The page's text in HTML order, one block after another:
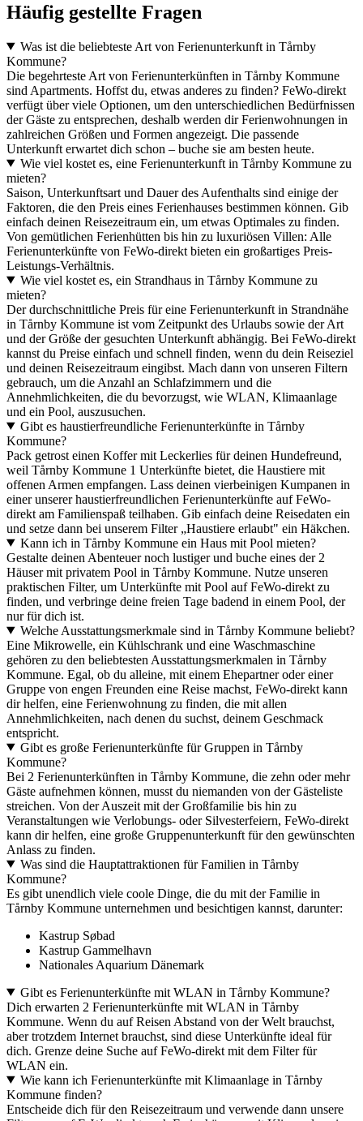
Häufig gestellte Fragen
Was ist die beliebteste Art von Ferienunterkunft in Tårnby
Kommune?
Die begehrteste Art von Ferienunterkünften in Tårnby Kommune
sind Apartments. Hoffst du, etwas anderes zu finden? FeWo-direkt
verfügt über viele Optionen, um den unterschiedlichen Bedürfnissen
der Gäste zu entsprechen, deshalb werden dir Ferienwohnungen in
zahlreichen Größen und Formen angezeigt. Die passende
Unterkunft erwartet dich schon – buche sie am besten heute.
Wie viel kostet es, eine Ferienunterkunft in Tårnby Kommune zu
mieten?
Saison, Unterkunftsart und Dauer des Aufenthalts sind einige der
Faktoren, die den Preis eines Ferienhauses bestimmen können. Gib
einfach deinen Reisezeitraum ein, um etwas Optimales zu finden.
Von gemütlichen Ferienhütten bis hin zu luxuriösen Villen: Alle
Ferienunterkünfte von FeWo-direkt bieten ein großartiges Preis-
Leistungs-Verhältnis.
Wie viel kostet es, ein Strandhaus in Tårnby Kommune zu
mieten?
Der durchschnittliche Preis für eine Ferienunterkunft in Strandnähe
in Tårnby Kommune ist vom Zeitpunkt des Urlaubs sowie der Art
und der Größe der gesuchten Unterkunft abhängig. Bei FeWo-direkt
kannst du Preise einfach und schnell finden, wenn du dein Reiseziel
und deinen Reisezeitraum eingibst. Mach dann von unseren Filtern
gebrauch, um die Anzahl an Schlafzimmern und die
Annehmlichkeiten, die du bevorzugst, wie WLAN, Klimaanlage
und ein Pool, auszusuchen.
Gibt es haustierfreundliche Ferienunterkünfte in Tårnby
Kommune?
Pack getrost einen Koffer mit Leckerlies für deinen Hundefreund,
weil Tårnby Kommune 1 Unterkünfte bietet, die Haustiere mit
offenen Armen empfangen. Lass deinen vierbeinigen Kumpanen in
einer unserer haustierfreundlichen Ferienunterkünfte auf FeWo-
direkt am Familienspaß teilhaben. Gib einfach deine Reisedaten ein
und setze dann bei unserem Filter „Haustiere erlaubt" ein Häkchen.
Kann ich in Tårnby Kommune ein Haus mit Pool mieten?
Gestalte deinen Abenteuer noch lustiger und buche eines der 2
Häuser mit privatem Pool in Tårnby Kommune. Nutze unseren
praktischen Filter, um Unterkünfte mit Pool auf FeWo-direkt zu
finden, und verbringe deine freien Tage badend in einem Pool, der
nur für dich ist.
Welche Ausstattungsmerkmale sind in Tårnby Kommune beliebt?
Eine Mikrowelle, ein Kühlschrank und eine Waschmaschine
gehören zu den beliebtesten Ausstattungsmerkmalen in Tårnby
Kommune. Egal, ob du alleine, mit einem Ehepartner oder einer
Gruppe von engen Freunden eine Reise machst, FeWo-direkt kann
dir helfen, eine Ferienwohnung zu finden, die mit allen
Annehmlichkeiten, nach denen du suchst, deinem Geschmack
entspricht.
Gibt es große Ferienunterkünfte für Gruppen in Tårnby
Kommune?
Bei 2 Ferienunterkünften in Tårnby Kommune, die zehn oder mehr
Gäste aufnehmen können, musst du niemanden von der Gästeliste
streichen. Von der Auszeit mit der Großfamilie bis hin zu
Veranstaltungen wie Verlobungs- oder Silvesterfeiern, FeWo-direkt
kann dir helfen, eine große Gruppenunterkunft für den gewünschten
Anlass zu finden.
Was sind die Hauptattraktionen für Familien in Tårnby
Kommune?
Es gibt unendlich viele coole Dinge, die du mit der Familie in
Tårnby Kommune unternehmen und besichtigen kannst, darunter:
Kastrup Søbad
Kastrup Gammelhavn
Nationales Aquarium Dänemark
Gibt es Ferienunterkünfte mit WLAN in Tårnby Kommune?
Dich erwarten 2 Ferienunterkünfte mit WLAN in Tårnby
Kommune. Wenn du auf Reisen Abstand von der Welt brauchst,
aber trotzdem Internet brauchst, sind diese Unterkünfte ideal für
dich. Grenze deine Suche auf FeWo-direkt mit dem Filter für
WLAN ein.
Wie kann ich Ferienunterkünfte mit Klimaanlage in Tårnby
Kommune finden?
Entscheide dich für den Reisezeitraum und verwende dann unsere